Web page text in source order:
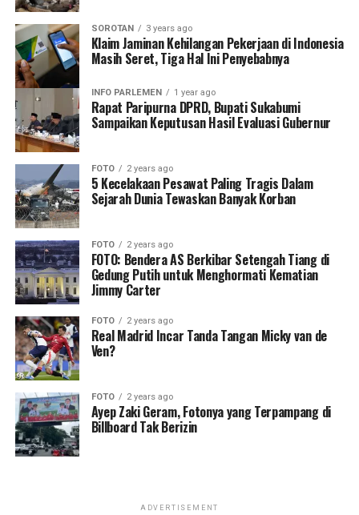
SOROTAN 3 years ago
Klaim Jaminan Kehilangan Pekerjaan di Indonesia
Masih Seret, Tiga Hal Ini Penyebabnya
INFO PARLEMEN 1 year ago
Rapat Paripurna DPRD, Bupati Sukabumi
Sampaikan Keputusan Hasil Evaluasi Gubernur
FOTO 2 years ago
5 Kecelakaan Pesawat Paling Tragis Dalam
Sejarah Dunia Tewaskan Banyak Korban
FOTO 2 years ago
FOTO: Bendera AS Berkibar Setengah Tiang di
Gedung Putih untuk Menghormati Kematian
Jimmy Carter
FOTO 2 years ago
Real Madrid Incar Tanda Tangan Micky van de
Ven?
FOTO 2 years ago
Ayep Zaki Geram, Fotonya yang Terpampang di
Billboard Tak Berizin
ADVERTISEMENT